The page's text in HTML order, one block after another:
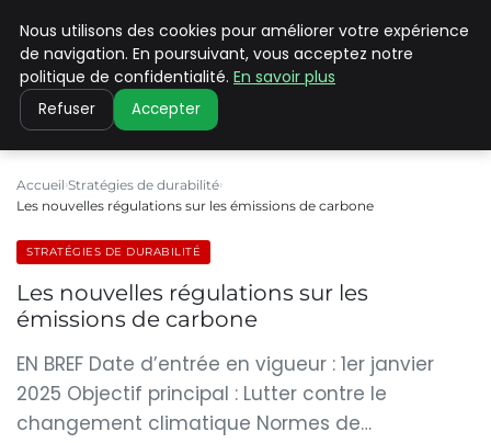
CLIMATE C ADVANCED
Accueil Stratégies de durabilité
Les nouvelles régulations sur les émissions de carbone
STRATÉGIES DE DURABILITÉ
Les nouvelles régulations sur les
émissions de carbone
EN BREF Date d’entrée en vigueur : 1er janvier
2025 Objectif principal : Lutter contre le
changement climatique Normes de…
Nous utilisons des cookies pour améliorer votre expérience
de navigation. En poursuivant, vous acceptez notre
politique de confidentialité. En savoir plus
Refuser Accepter